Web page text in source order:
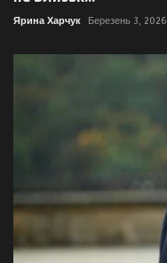
Ярина Харчук Березень 3, 2026